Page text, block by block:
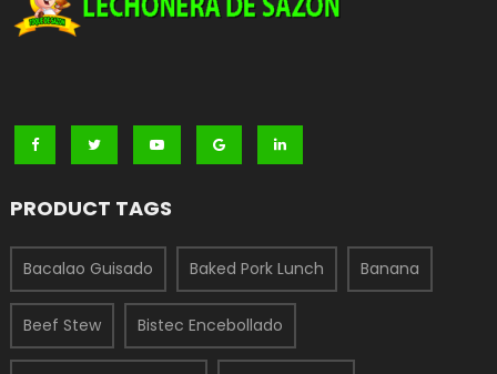
PRODUCT TAGS
Bacalao Guisado Baked Pork Lunch Banana
Beef Stew Bistec Encebollado